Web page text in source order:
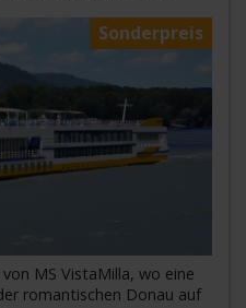
Sonderpreis
MS VistaMilla, wo eine
romantischen Donau auf